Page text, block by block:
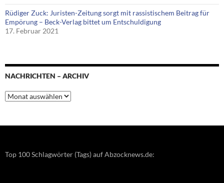
Rüdiger Zuck: Juristen-Zeitung sorgt mit rassistischem Beitrag für
Empörung – Beck-Verlag bittet um Entschuldigung
17. Februar 2021
NACHRICHTEN – ARCHIV
Nachrichten
–
Top 100 Schlagwörter (Tags) auf Abzocknews.de: